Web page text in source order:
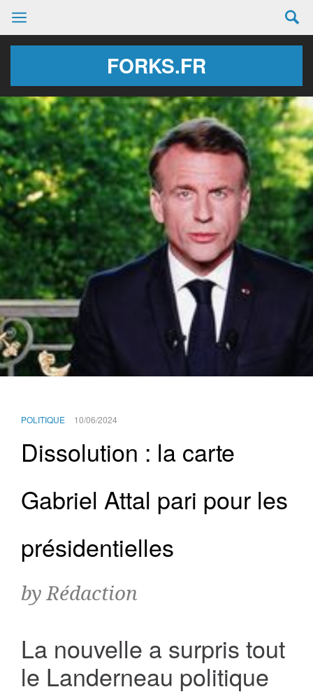
FORKS.FR
POLITIQUE 10/06/2024
Dissolution : la carte
Gabriel Attal pari pour les
présidentielles
by Rédaction
La nouvelle a surpris tout
le Landerneau politique